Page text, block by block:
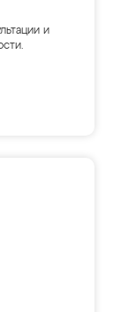
и